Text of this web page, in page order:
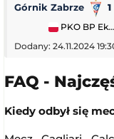
Górnik Zabrze
PKO BP Ekstraklasa
Dodany: 24.11.2024
FAQ -
Kiedy odbył się